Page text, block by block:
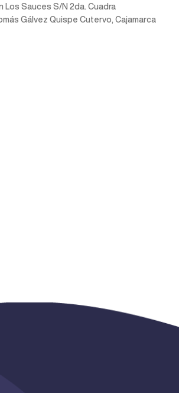
Los Sauces S/N 2da. Cuadra
Gálvez Quispe Cutervo, Cajamarca